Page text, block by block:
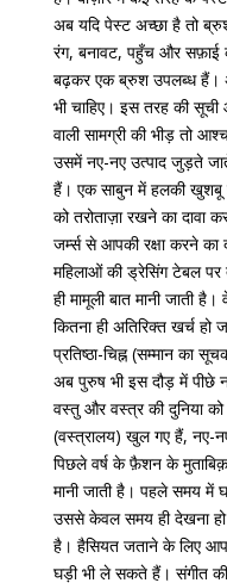
अब यदि पेस्ट अच्छा है तो
रंग, बनावट, पहुँच और
बढ़कर एक ब्रुश उपलब्ध हैं।
भी चाहिए। इस तरह की
वाली सामग्री की भीड़ तो
उसमें नए-नए उत्पाद जुड़ते
हैं। एक साबुन में हलकी खुशबू
को तरोताज़ा रखने का दावा
जर्म्स से आपकी रक्षा करने का
महिलाओं की ड्रेसिंग टेबल पर
ही मामूली बात मानी जाती
कितना ही अतिरिक्त खर्च
प्रतिष्ठा-चिह्न (सम्मान का
अब पुरुष भी इस दौड़ में पीछे
वस्तु और वस्त्र की दुनिया
(वस्त्रालय) खुल गए हैं, नए-
पिछले वर्ष के फ़ैशन के
मानी जाती है। पहले समय में
उससे केवल समय ही देखना हो
है। हैसियत जताने के लिए
घड़ी भी ले सकते हैं। संगीत की